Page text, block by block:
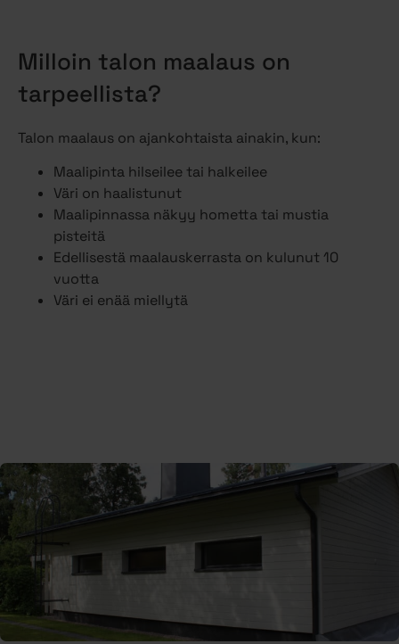
Milloin talon maalaus on
tarpeellista?
Talon maalaus on ajankohtaista ainakin, kun:
Maalipinta hilseilee tai halkeilee
Väri on haalistunut
Maalipinnassa näkyy hometta tai mustia
pisteitä
Edellisestä maalauskerrasta on kulunut 10
vuotta
Väri ei enää miellytä